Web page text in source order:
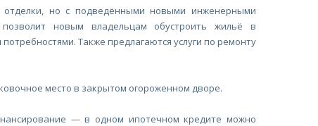
отделки, но с подведёнными новыми инженерными
новым владельцам обустроить жильё в
Также предлагаются услуги по ремонту
место в закрытом огороженном дворе.
— в одном ипотечном кредите можно